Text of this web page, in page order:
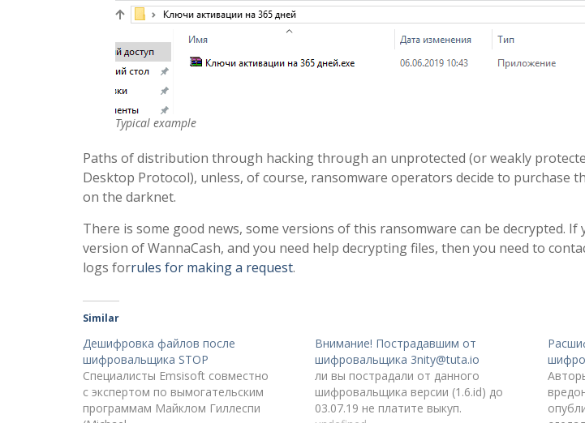
Typical example
Paths of distribution through hacking through an unprotected (or weakly
Desktop Protocol), unless, of course, ransomware operators decide to purchase
on the darknet.
There is some good news, some versions of this ransomware can be decrypted. If
version of WannaCash, and you need help decrypting files, then you need to
logs forrules for making a request.
Similar
Дешифровка файлов после
шифровальщика STOP
Специалисты Emsisoft совместно
с экспертом по вымогательским
программам Майклом Гиллеспи
Внимание! Пострадавшим от
шифровальщика 3nity@tuta.io
ли вы пострадали от данного
шифровальщика версии (1.6.id) до
03.07.19 не платите выкуп.